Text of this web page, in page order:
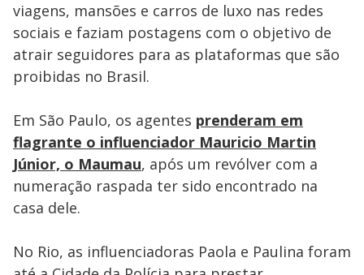
viagens, mansões e carros de luxo nas redes
sociais e faziam postagens com o objetivo de
atrair seguidores para as plataformas que são
proibidas no Brasil.
Em São Paulo, os agentes prenderam em
flagrante o influenciador Mauricio Martin
Júnior, o Maumau, após um revólver com a
numeração raspada ter sido encontrado na
casa dele.
No Rio, as influenciadoras Paola e Paulina foram